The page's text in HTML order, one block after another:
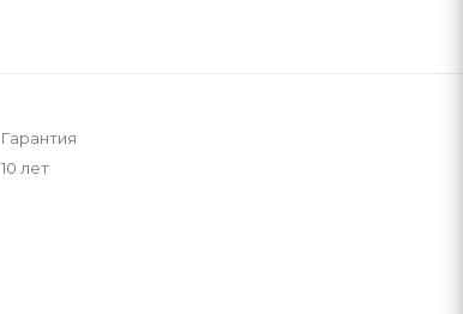
Гарантия
10 лет